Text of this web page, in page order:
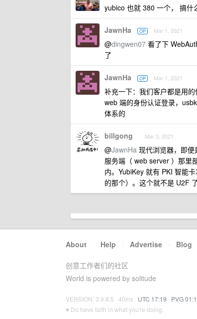
yubico 也就 380 一个， 搞什
JawnHa OP Mar 1, 2021
@dingwen07 看了下
了
JawnHa OP Mar 1, 2021
补充一下：我们客户都是用
web 端的身份认证登录，
体系的
billgong Mar 3, 2021
@JawnHa 现代浏览器，即
服务端（ web server ）那里
内。YubiKey 就有 PKI 智能
的那个）。这个就不是 U2F
About · Help · Advertise · Blog
创意工作者们的社区
World is powered by solitude
VERSION: 3.9.8.5 · 40ms · UTC 17:19 · PVG
♥ Do have faith in what you're doing.